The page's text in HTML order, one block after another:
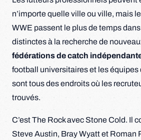
n’importe quelle ville ou ville, mais
WWE passent le plus de temps
distinctes à la recherche de
fédérations de catch
football universitaires et les équipes
sont tous des endroits où les
trouvés.
C’est The Rock avec Stone Cold. Il
Steve Austin, Bray Wyatt et Roman